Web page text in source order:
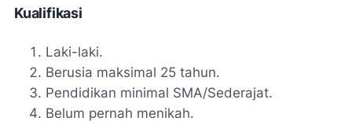
Kualifikasi
Laki-laki.
Berusia maksimal 25 tahun.
Pendidikan minimal SMA/Sederajat.
Belum pernah menikah.